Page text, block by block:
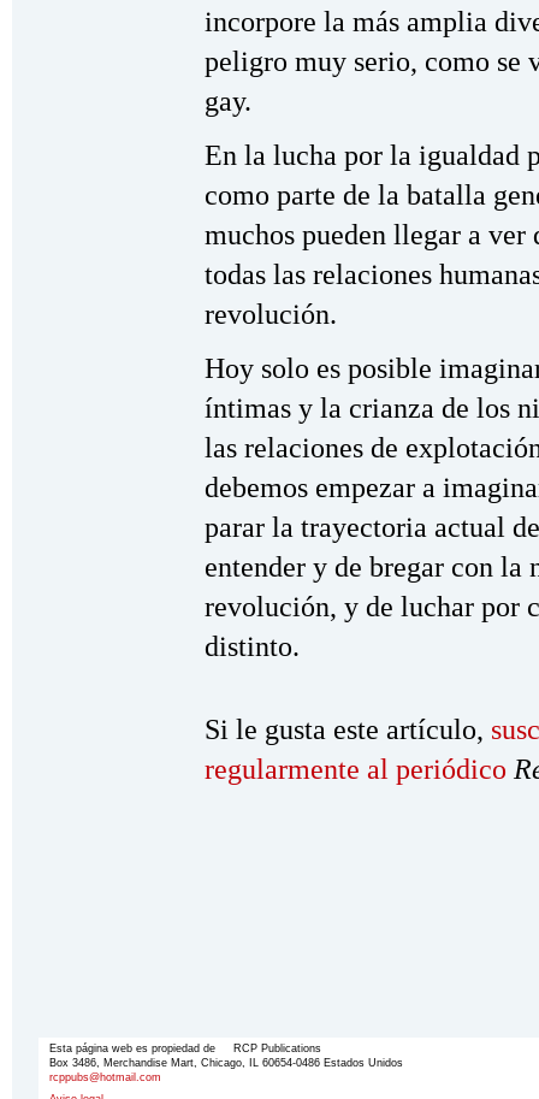
incorpore la más amplia
peligro muy serio, como se
gay.
En la lucha por la igualdad
como parte de la batalla
muchos pueden llegar a ver
todas las relaciones
revolución.
Hoy solo es posible
íntimas y la crianza de los
las relaciones de
debemos empezar a
parar la trayectoria actual
entender y de bregar con
revolución, y de luchar por
distinto.
Si le gusta este artículo,
regularmente al periódico
Esta página web es propiedad de RCP Publications
Box 3486, Merchandise Mart, Chicago, IL 60654-0486 Estados Unidos
rcppubs@hotmail.com